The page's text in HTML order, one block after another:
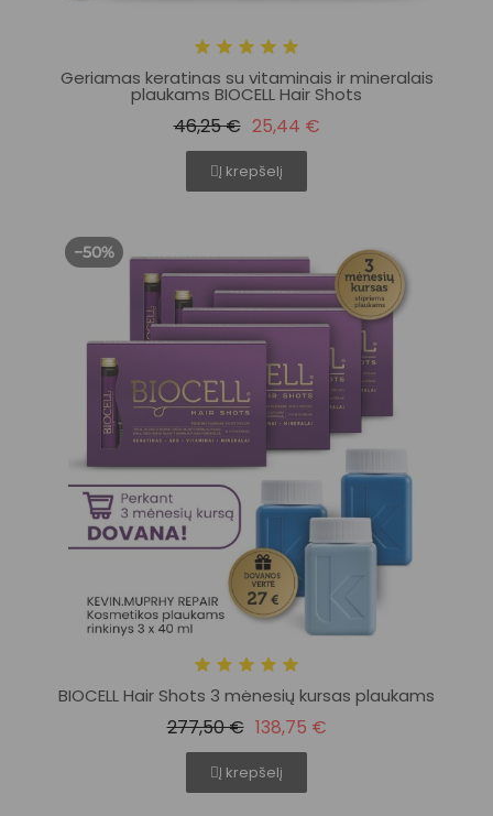
Geriamas keratinas su vitaminais ir mineralais
plaukams BIOCELL Hair Shots
46,25 € 25,44 €
Į krepšelį
−50%
BIOCELL Hair Shots 3 mėnesių kursas plaukams
277,50 € 138,75 €
Į krepšelį